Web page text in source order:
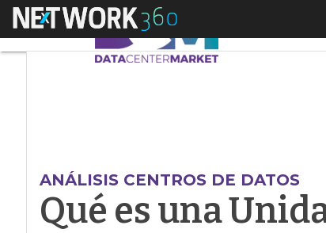
Menú Qué es una
ANÁLISIS CENTROS DE DATOS
Qué es una